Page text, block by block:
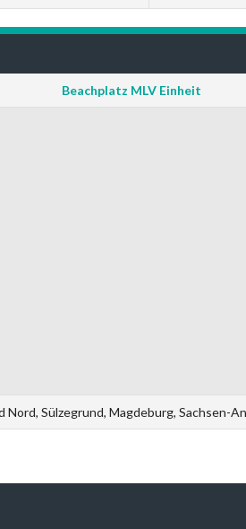
Beachplatz MLV Einheit
Nord, Sülzegrund, Magdeburg, Sachsen-